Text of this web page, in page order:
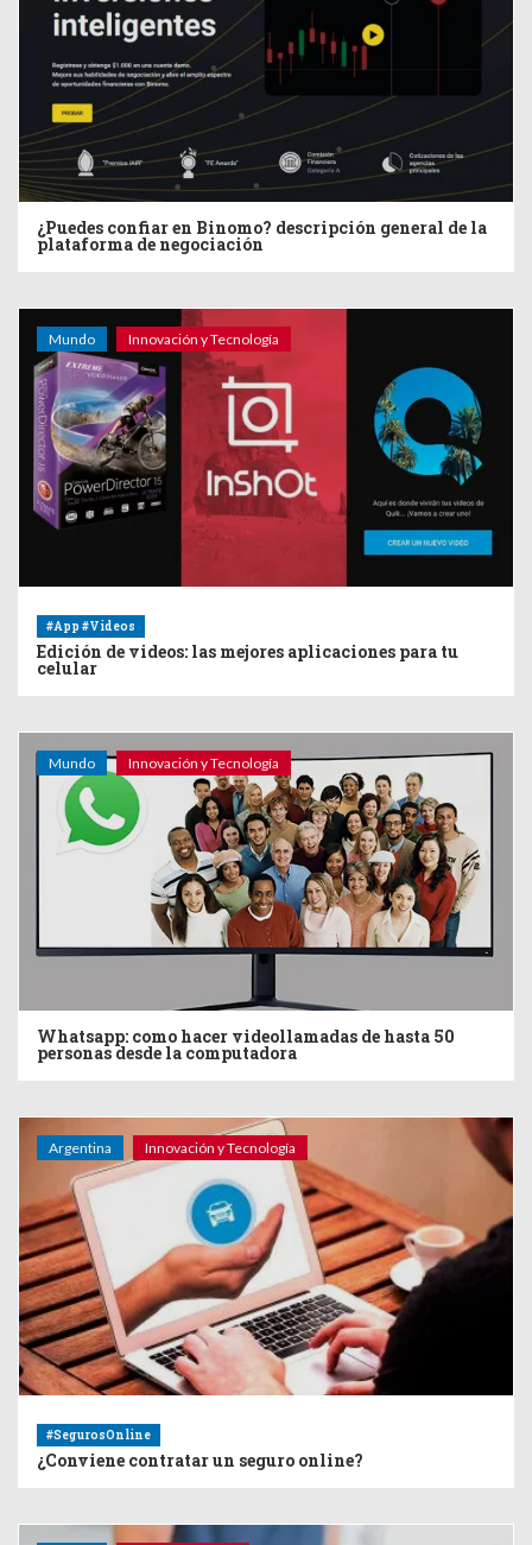
¿Puedes confiar en Binomo? descripción general de la
plataforma de negociación
Mundo Innovación y Tecnología
#App #Videos
Edición de videos: las mejores aplicaciones para tu
celular
Mundo Innovación y Tecnología
Whatsapp: como hacer videollamadas de hasta 50
personas desde la computadora
Argentina Innovación y Tecnología
#SegurosOnline
¿Conviene contratar un seguro online?